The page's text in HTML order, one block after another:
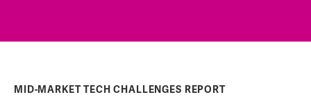
MID-MARKET TECH CHALLENGES REPORT